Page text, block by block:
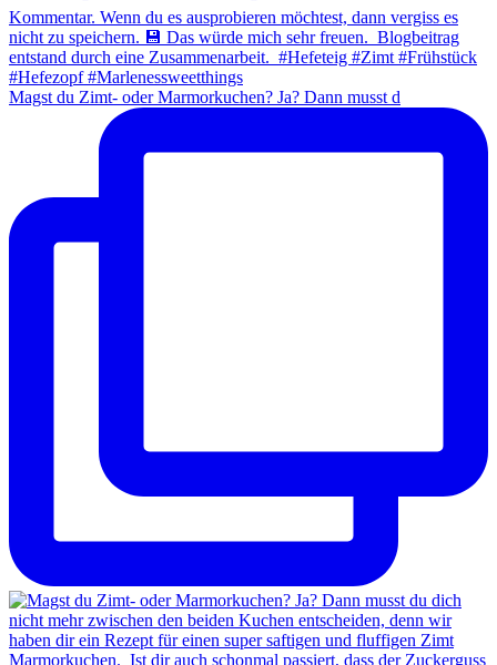
Magst du Zimt- oder Marmorkuchen? Ja? Dann musst d